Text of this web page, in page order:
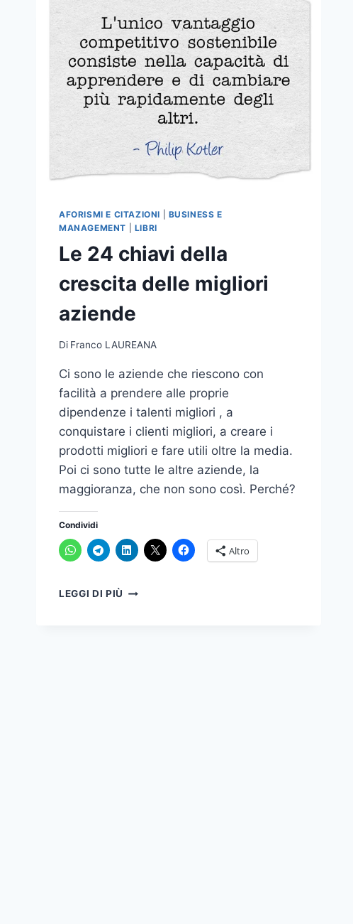
AFORISMI E CITAZIONI
BUSINESS E
MANAGEMENT
LIBRI
Le 24 chiavi della
crescita delle migliori
aziende
Di Franco LAUREANA
Ci sono le aziende che riescono con
facilità a prendere alle proprie
dipendenze i talenti migliori , a
conquistare i clienti migliori, a creare i
prodotti migliori e fare utili oltre la media.
Poi ci sono tutte le altre aziende, la
maggioranza, che non sono così. Perché?
Condividi
Altro
LEGGI DI PIÙ LE